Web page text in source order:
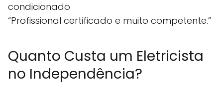
condicionado
“Profissional certificado e muito competente.”
Quanto Custa um Eletricista
no Independência?